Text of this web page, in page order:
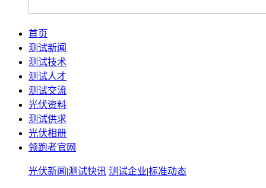
首页
测试新闻
测试技术
测试人才
测试交流
光伏资料
测试供求
光伏相册
领跑者官网
光伏新闻 |测试快讯 测试企业|标准动态